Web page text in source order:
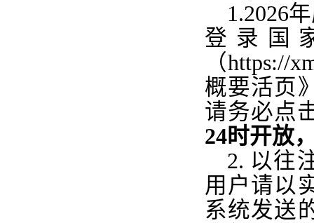
1.2026
登录国
（https://
概要活页
请务必点
24时开放
2. 以往
用户请以
系统发送